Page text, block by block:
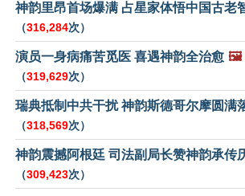
神韵里昂首场爆满 占星家体悟中国古老
（316,284次）
演员一身病痛苦觅医 喜遇神韵全治愈 🖼️
（319,629次）
瑞典抵制中共干扰 神韵斯德哥尔摩圆满
（318,569次）
神韵震撼阿根廷 司法副局长赞神韵承传
（309,423次）